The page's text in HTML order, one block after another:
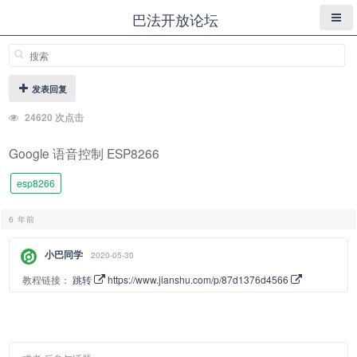
巴法开放论坛
发表回复
24620 次点击
Google 语音控制 ESP8266
esp8266
6 年前
小巴同学 2020-05-30
教程链接： 跳转 https://www.jianshu.com/p/87d1376d4566